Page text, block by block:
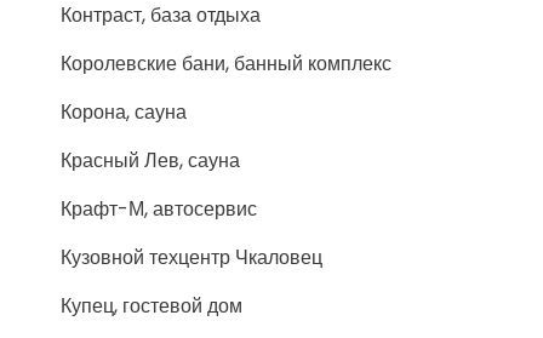
Контраст, база отдыха
Королевские бани, банный комплекс
Корона, сауна
Красный Лев, сауна
Крафт-М, автосервис
Кузовной техцентр Чкаловец
Купец, гостевой дом